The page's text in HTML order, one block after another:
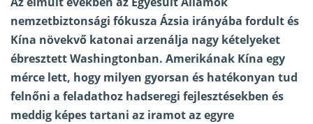
nemzetbiztonsági fókusza Ázsia irányába fordult és
Kína növekvő katonai arzenálja nagy kételyeket
ébresztett Washingtonban. Amerikának Kína egy
mérce lett, hogy milyen gyorsan és hatékonyan tud
felnőni a feladathoz hadseregi fejlesztésekben és
meddig képes tartani az iramot az egyre